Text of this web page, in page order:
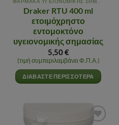
Draker RTU 400 ml
ετοιμόχρηστο
εντομοκτόνο
υγειονομικής σημασίας
5,50€
(τιμή συμπεριλαμβάνει Φ.Π.Α.)
ΔΙΑΒΆΣΤΕ ΠΕΡΙΣΣΌΤΕΡΑ